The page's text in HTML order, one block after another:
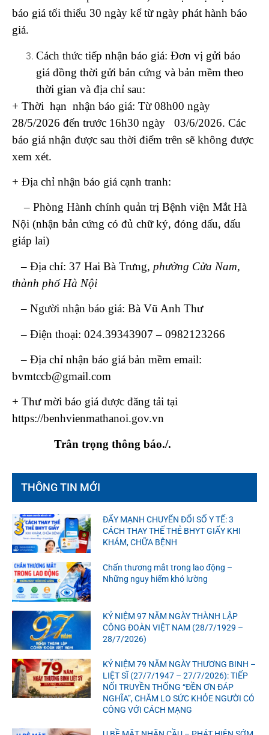
báo giá tối thiểu 30 ngày kể từ ngày phát hành báo
giá.
Cách thức tiếp nhận báo giá: Đơn vị gửi báo
giá đồng thời gửi bản cứng và bản mềm theo
thời gian và địa chỉ sau:
+ Thời hạn nhận báo giá: Từ 08h00 ngày
28/5/2026 đến trước 16h30 ngày 03/6/2026. Các
báo giá nhận được sau thời điểm trên sẽ không được
xem xét.
+ Địa chỉ nhận báo giá cạnh tranh:
– Phòng Hành chính quản trị Bệnh viện Mắt Hà
Nội (nhận bản cứng có đủ chữ ký, đóng dấu, dấu
giáp lai)
– Địa chỉ: 37 Hai Bà Trưng, phường Cửa Nam,
thành phố Hà Nội
– Người nhận báo giá: Bà Vũ Anh Thư
– Điện thoại: 024.39343907 – 0982123266
– Địa chỉ nhận báo giá bản mềm email:
bvmtccb@gmail.com
+ Thư mời báo giá được đăng tải tại
https://benhvienmathanoi.gov.vn
Trân trọng thông báo./.
THÔNG TIN MỚI
ĐẨY MẠNH CHUYỂN ĐỔI SỐ Y TẾ: 3
CÁCH THAY THẾ THẺ BHYT GIẤY KHI
KHÁM, CHỮA BỆNH
Chấn thương mắt trong lao động –
Những nguy hiểm khó lường
KỶ NIỆM 97 NĂM NGÀY THÀNH LẬP
CÔNG ĐOÀN VIỆT NAM (28/7/1929 –
28/7/2026)
KỶ NIỆM 79 NĂM NGÀY THƯƠNG BINH –
LIỆT SĨ (27/7/1947 – 27/7/2026): TIẾP
NỐI TRUYỀN THỐNG “ĐỀN ƠN ĐÁP
NGHĨA”, CHĂM LO SỨC KHỎE NGƯỜI CÓ
CÔNG VỚI CÁCH MẠNG